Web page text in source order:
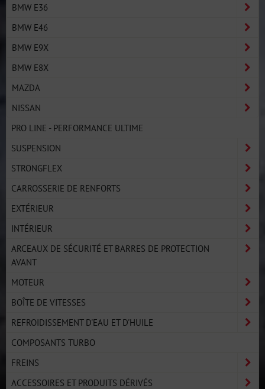
BMW E36
BMW E46
BMW E9X
BMW E8X
MAZDA
NISSAN
PRO LINE - PERFORMANCE ULTIME
SUSPENSION
STRONGFLEX
CARROSSERIE DE RENFORTS
EXTÉRIEUR
INTÉRIEUR
ARCEAUX DE SÉCURITÉ ET BARRES DE PROTECTION
AVANT
MOTEUR
BOÎTE DE VITESSES
REFROIDISSEMENT D'EAU ET D'HUILE
COMPOSANTS TURBO
FREINS
ACCESSOIRES ET PRODUITS DÉRIVÉS